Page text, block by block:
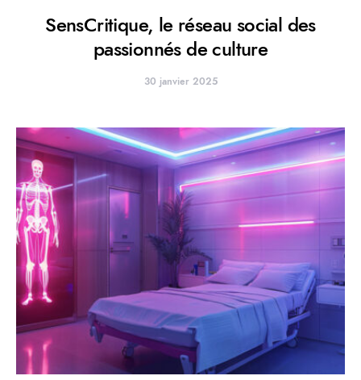
SensCritique, le réseau social des
passionnés de culture
30 janvier 2025